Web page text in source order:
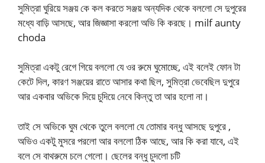
সুমিত্রা ঘুরিয়ে সঞ্জয় কে কল করতে সঞ্জয় অন্যদিক থেকে বললো সে দুপুরের
মধ্যে বাড়ি আসছে, আর জিজ্ঞাসা করলো অভি কি করছে। milf aunty
choda
সুমিত্রা একটু রেগে গিয়ে বললো যে ওর রুমে ঘুমোচ্ছে, এই বলেই ফোন টা
কেটে দিল, কারণ সঞ্জয়ের রাতে আসার কথা ছিল, সুমিত্রা ভেবেছিল দুপুরে
আর একবার অভিকে দিয়ে চুদিয়ে নেবে কিন্তু তা‌ আর হলো না।
তাই সে অভিকে ঘুম থেকে তুলে বললো যে তোমার বন্ধু আসছে দুপুরে ,
অভিও একটু মুসরে পরলো আর বললো ঠিক আছে, আর কি করা যাবে, এই
বলে সে বাথরুমে চলে গেলো। ছেলের বন্ধু চুদলো চটি